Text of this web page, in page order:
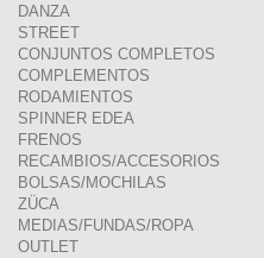
DANZA
STREET
CONJUNTOS COMPLETOS
COMPLEMENTOS
RODAMIENTOS
SPINNER EDEA
FRENOS
RECAMBIOS/ACCESORIOS
BOLSAS/MOCHILAS
ZÜCA
MEDIAS/FUNDAS/ROPA
OUTLET